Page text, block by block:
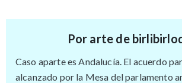
Por arte de
Caso aparte es Andalucía. El acuerdo
alcanzado por la Mesa del parlamento